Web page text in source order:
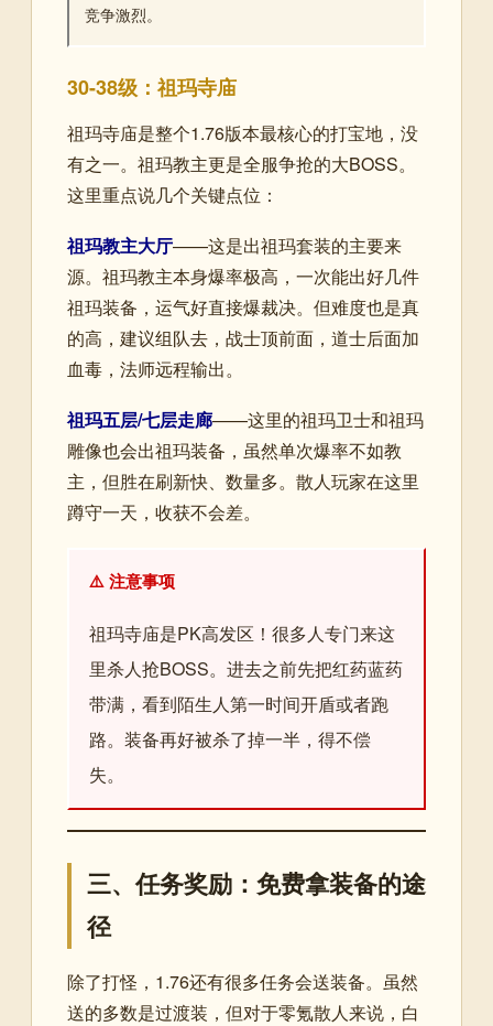
竞争激烈。
30-38级：祖玛寺庙
祖玛寺庙是整个1.76版本最核心的打宝地，没
有之一。祖玛教主更是全服争抢的大BOSS。
这里重点说几个关键点位：
祖玛教主大厅——这是出祖玛套装的主要来
源。祖玛教主本身爆率极高，一次能出好几件
祖玛装备，运气好直接爆裁决。但难度也是真
的高，建议组队去，战士顶前面，道士后面加
血毒，法师远程输出。
祖玛五层/七层走廊——这里的祖玛卫士和祖玛
雕像也会出祖玛装备，虽然单次爆率不如教
主，但胜在刷新快、数量多。散人玩家在这里
蹲守一天，收获不会差。
⚠️ 注意事项
祖玛寺庙是PK高发区！很多人专门来这
里杀人抢BOSS。进去之前先把红药蓝药
带满，看到陌生人第一时间开盾或者跑
路。装备再好被杀了掉一半，得不偿
失。
三、任务奖励：免费拿装备的途
径
除了打怪，1.76还有很多任务会送装备。虽然
送的多数是过渡装，但对于零氪散人来说，白